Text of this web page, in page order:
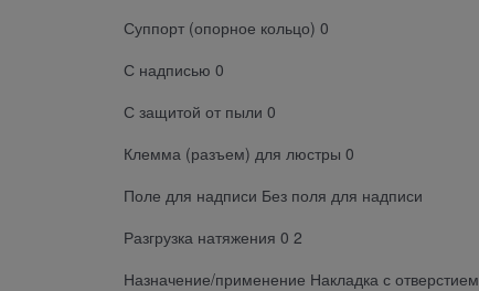
Суппорт (опорное кольцо) 0
С надписью 0
С защитой от пыли 0
Клемма (разъем) для люстры 0
Поле для надписи Без поля для надписи
Разгрузка натяжения 0 2
Назначение/применение Накладка с отверстием